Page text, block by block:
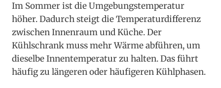
Im Sommer ist die Umgebungstemperatur
höher. Dadurch steigt die Temperaturdifferenz
zwischen Innenraum und Küche. Der
Kühlschrank muss mehr Wärme abführen, um
dieselbe Innentemperatur zu halten. Das führt
häufig zu längeren oder häufigeren Kühlphasen.